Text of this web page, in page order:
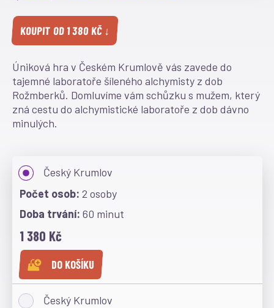
KOUPIT OD 1 380 KČ ↓
Úniková hra v Českém Krumlově vás zavede do
tajemné laboratoře šíleného alchymisty z dob
Rožmberků. Domluvíme vám schůzku s mužem, který
zná cestu do alchymistické laboratoře z dob dávno
minulých.
Český Krumlov
2 osoby
60 minut
1 380 Kč
DO KOŠÍKU
Český Krumlov